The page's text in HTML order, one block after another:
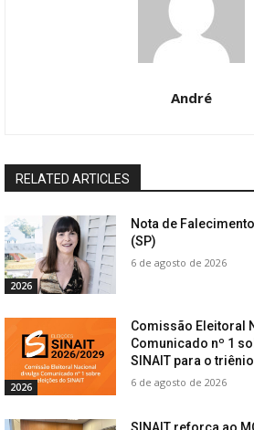
André
RELATED ARTICLES
2026
Nota de
(SP)
6 de agosto de 2026
2026
Comissão Eleitoral
Comunicado nº 1
SINAIT para o
6 de agosto de 2026